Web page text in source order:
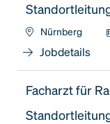
Nürnberg
Jobdetails
Facharzt für